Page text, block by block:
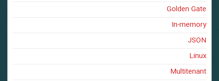
Golden Gate
In-memory
JSON
Linux
Multitenant